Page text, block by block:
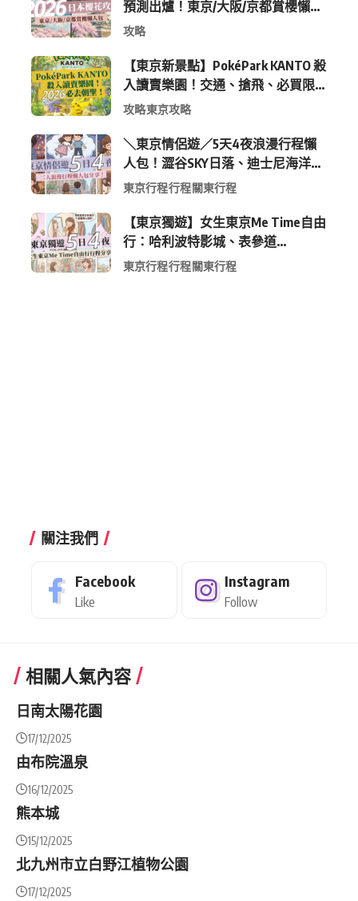
預測出爐！東京/大阪/京都賞櫻懶人
包 (附最新時間表)
攻略
【東京新景點】PokéPark KANTO 殺
入讀賣樂園！交通、搶飛、必買限
定周邊全攻略
攻略東京攻略
＼東京情侶遊／5天4夜浪漫行程懶
人包！澀谷SKY日落、迪士尼海洋、
中目黑高質感咖啡廳全收錄
東京行程行程關東行程
【東京獨遊】女生東京Me Time自由
行：哈利波特影城、表參道
Shopping 與下北澤尋寶5日4夜慢活
東京行程行程關東行程
關注我們
Facebook
Like
Instagram
Follow
相關人氣內容
日南太陽花園
17/12/2025
由布院溫泉
16/12/2025
熊本城
15/12/2025
北九州市立白野江植物公園
17/12/2025